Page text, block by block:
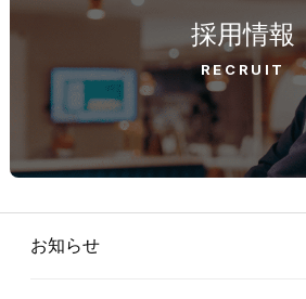
採用情報
RECRUIT
お知らせ